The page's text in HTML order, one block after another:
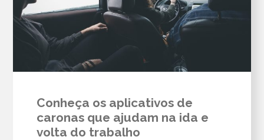
Conheça os aplicativos de
caronas que ajudam na ida e
volta do trabalho